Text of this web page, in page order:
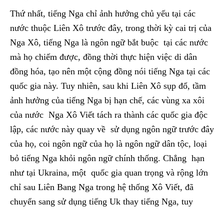
Thứ nhất, tiếng Nga chỉ ảnh hưởng chủ yếu tại các
nước thuộc Liên Xô trước đây, trong thời kỳ cai trị của
Nga Xô, tiếng Nga là ngôn ngữ bắt buộc tại các nước
mà họ chiếm được, đồng thời thực hiện việc di dân
đồng hóa, tạo nên một cộng đồng nói tiếng Nga tại các
quốc gia này. Tuy nhiên, sau khi Liên Xô sụp đổ, tầm
ảnh hưởng của tiếng Nga bị hạn chế, các vùng xa xôi
của nước Nga Xô Viết tách ra thành các quốc gia độc
lập, các nước này quay về sử dụng ngôn ngữ trước đây
của họ, coi ngôn ngữ của họ là ngôn ngữ dân tộc, loại
bỏ tiếng Nga khỏi ngôn ngữ chính thống. Chẳng hạn
như tại Ukraina, một quốc gia quan trọng và rộng lớn
chỉ sau Liên Bang Nga trong hệ thống Xô Viết, đã
chuyển sang sử dụng tiếng Uk thay tiếng Nga, tuy